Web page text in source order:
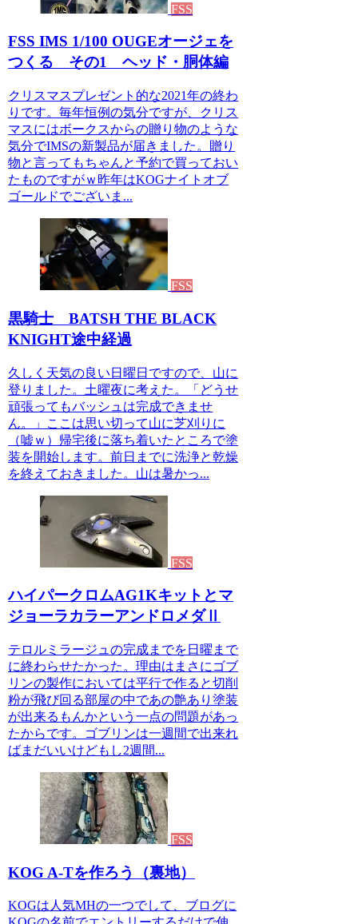
FSS
FSS IMS 1/100 OUGEオージェを
つくる その1 ヘッド・胴体編
クリスマスプレゼント的な2021年の終わ
りです。毎年恒例の気分ですが、クリス
マスにはボークスからの贈り物のような
気分でIMSの新製品が届きました。贈り
物と言ってもちゃんと予約で買っておい
たものですがｗ昨年はKOGナイトオブ
ゴールドでございま...
FSS
黒騎士 BATSH THE BLACK
KNIGHT途中経過
久しく天気の良い日曜日ですので、山に
登りました。土曜夜に考えた。「どうせ
頑張ってもバッシュは完成できませ
ん。」ここは思い切って山に芝刈りに
（嘘ｗ）帰宅後に落ち着いたところで塗
装を開始します。前日までに洗浄と乾燥
を終えておきました。山は暑かっ...
FSS
ハイパークロムAG1Kキットとマ
ジョーラカラーアンドロメダⅡ
テロルミラージュの完成までを日曜まで
に終わらせたかった。理由はまさにゴブ
リンの製作においては平行で作ると切削
粉が飛び回る部屋の中であの艶あり塗装
が出来るもんかという一点の問題があっ
たからです。ゴブリンは一週間で出来れ
ばまだいいけどもし2週間...
FSS
KOG A-Tを作ろう（裏地）
KOGは人気MHの一つでして、ブログに